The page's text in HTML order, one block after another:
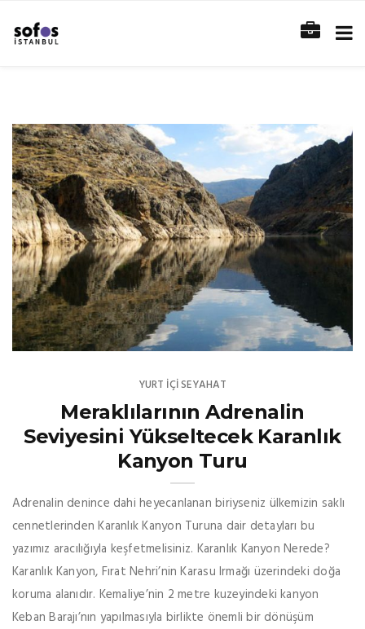
YURT İÇİ SEYAHAT
Meraklılarının Adrenalin
Seviyesini Yükseltecek Karanlık
Kanyon Turu
Adrenalin denince dahi heyecanlanan biriyseniz ülkemizin saklı
cennetlerinden Karanlık Kanyon Turuna dair detayları bu
yazımız aracılığıyla keşfetmelisiniz. Karanlık Kanyon Nerede?
Karanlık Kanyon, Fırat Nehri’nin Karasu Irmağı üzerindeki doğa
koruma alanıdır. Kemaliye’nin 2 metre kuzeyindeki kanyon
Keban Barajı’nın yapılmasıyla birlikte önemli bir dönüşüm